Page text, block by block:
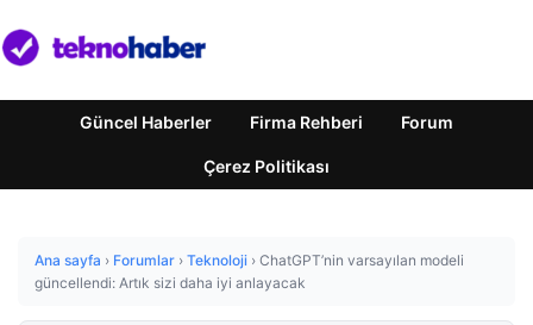
Güncel Haberler Firma Rehberi Forum
Çerez Politikası
Ana sayfa › Forumlar › Teknoloji › ChatGPT’nin varsayılan modeli
güncellendi: Artık sizi daha iyi anlayacak